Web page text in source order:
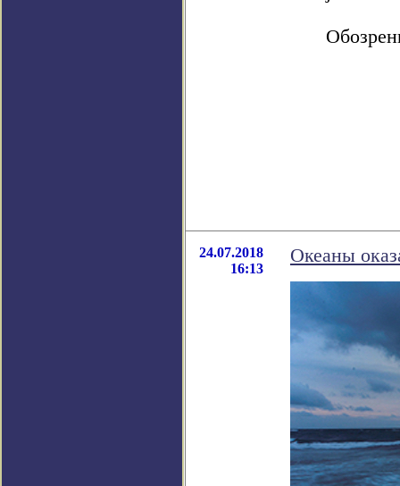
24.07.2018
16:13
Океаны